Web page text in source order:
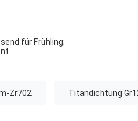
für Frühling;
Zr702 Titandichtung